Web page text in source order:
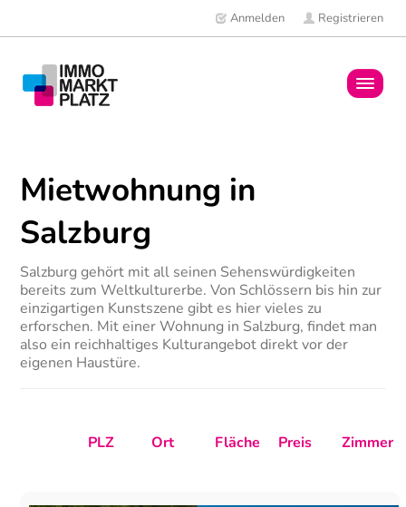
Anmelden Registrieren
Immobilien
News
Mietwohnung in
Salzburg
Salzburg gehört mit all seinen Sehenswürdigkeiten
bereits zum Weltkulturerbe. Von Schlössern bis hin zur
einzigartigen Kunstszene gibt es hier vieles zu
erforschen. Mit einer Wohnung in Salzburg, findet man
also ein reichhaltiges Kulturangebot direkt vor der
eigenen Haustüre.
PLZ Ort Fläche Preis Zimmer